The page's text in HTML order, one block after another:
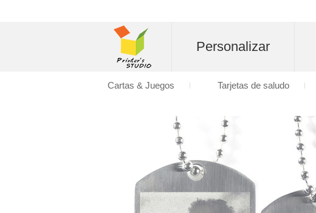
Personalizar
Cartas & Juegos Tarjetas de saludo